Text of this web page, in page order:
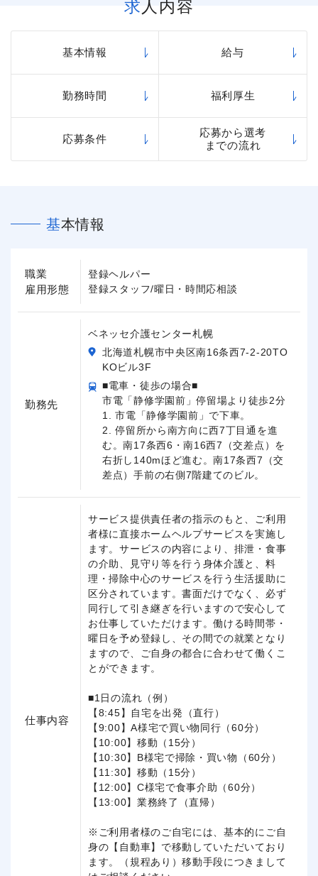
求人内容
基本情報 給与
勤務時間 福利厚生
応募条件
応募から選考
までの流れ
基本情報
職業
雇用形態
登録ヘルパー
登録スタッフ/曜日・時間応相談
勤務先
ベネッセ介護センター札幌
北海道札幌市中央区南16条西7-2-20TO
KOビル3F
■電車・徒歩の場合■
市電「静修学園前」停留場より徒歩2分
1. 市電「静修学園前」で下車。
2. 停留所から南方向に西7丁目通を進
む。南17条西6・南16西7（交差点）を
右折し140mほど進む。南17条西7（交
差点）手前の右側7階建てのビル。
仕事内容
サービス提供責任者の指示のもと、ご利用
者様に直接ホームヘルプサービスを実施し
ます。サービスの内容により、排泄・食事
の介助、見守り等を行う身体介護と、料
理・掃除中心のサービスを行う生活援助に
区分されています。書面だけでなく、必ず
同行して引き継ぎを行いますので安心して
お仕事していただけます。働ける時間帯・
曜日を予め登録し、その間での就業となり
ますので、ご自身の都合に合わせて働くこ
とができます。
■1日の流れ（例）
【8:45】自宅を出発（直行）
【9:00】A様宅で買い物同行（60分）
【10:00】移動（15分）
【10:30】B様宅で掃除・買い物（60分）
【11:30】移動（15分）
【12:00】C様宅で食事介助（60分）
【13:00】業務終了（直帰）
※ご利用者様のご自宅には、基本的にご自
身の【自動車】で移動していただいており
ます。（規程あり）移動手段につきまして